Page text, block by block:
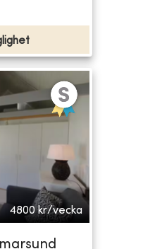
4800 kr/vecka